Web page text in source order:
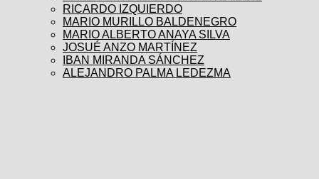
RICARDO IZQUIERDO
MARIO MURILLO BALDENEGRO
MARIO ALBERTO ANAYA SILVA
JOSUÉ ANZO MARTÍNEZ
IBAN MIRANDA SÁNCHEZ
ALEJANDRO PALMA LEDEZMA